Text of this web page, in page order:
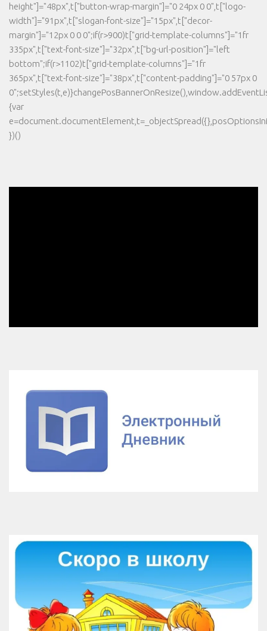
height"]="48px",t["button-wrap-margin"]="0 24px 0 0",t["logo-
width"]="91px",t["slogan-font-size"]="15px",t["decor-
margin"]="12px 0 0 0";if(r>900)t["grid-template-columns"]="1fr
335px",t["text-font-size"]="32px",t["bg-url-position"]="left
bottom";if(r>1102)t["grid-template-columns"]="1fr
365px",t["text-font-size"]="38px",t["content-padding"]="0 57px 0
{var
})()